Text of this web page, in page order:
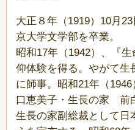
大正８年（1919）10月
京大学文学部を卒業。
昭和17年（1942）、『
仰体験を得る。やがて生
に師事。昭和21年（
口恵美子・生長の家 前
生長の家副総裁として日